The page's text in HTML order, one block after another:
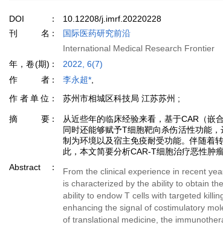
DOI
10.12208/j.imrf.20220228
刊名
国际医药研究前沿
International Medical Research Frontier
年，卷(期)
2022, 6(7)
作者
李永超*
作者单位
苏州市相城区科技局 江苏苏州 ;
摘要
从近些年的临床经验来看，基于CAR（嵌
同时还能够赋予T细胞靶向杀伤活性功能
制为环境以及宿主免疫耐受功能。伴随着
此，本文简要分析CAR-T细胞治疗恶性肿
Abstract
From the clinical experience in recent
is characterized by the ability to obtain
ability to endow T cells with targeted
enhancing the signal of costimulatory
of translational medicine, the